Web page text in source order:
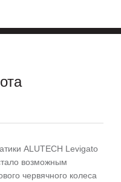
ALUTECH Levigato
возможным
червячного колеса